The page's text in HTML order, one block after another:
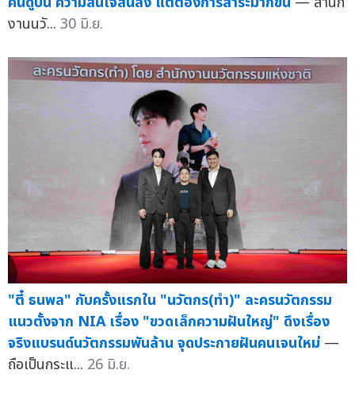
งานนวั... 30 มิ.ย.
"ตี๋ ธนพล" กับครั้งแรกใน "นวัตกร(ทำ)" ละครนวัตกรรม
แนวตั้งจาก NIA เรื่อง "ขวดเล็กความฝันใหญ่" ดึงเรื่อง
จริงแบรนด์นวัตกรรมพันล้าน จุดประกายฝันคนเจนใหม่ —
ถือเป็นกระแ... 26 มิ.ย.